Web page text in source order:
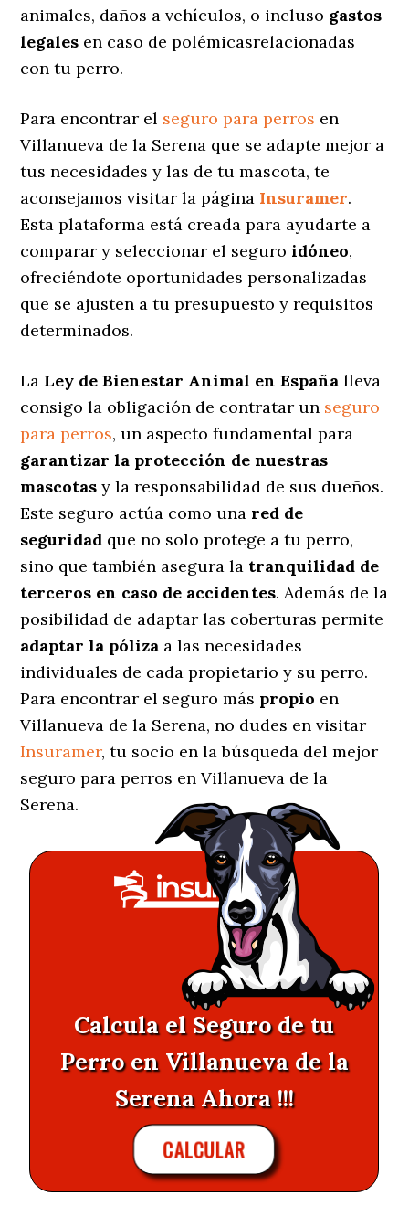
animales, daños a vehículos, o incluso gastos
legales en caso de polémicasrelacionadas
con tu perro.
Para encontrar el seguro para perros en
Villanueva de la Serena que se adapte mejor a
tus necesidades y las de tu mascota, te
aconsejamos visitar la página Insuramer.
Esta plataforma está creada para ayudarte a
comparar y seleccionar el seguroidóneo,
ofreciéndote oportunidades personalizadas
que se ajusten a tu presupuesto y requisitos
determinados.
La Ley de Bienestar Animal en España lleva
consigo la obligación de contratar un seguro
para perros, un aspecto fundamental para
garantizar la protección de nuestras
mascotas y la responsabilidad de sus dueños.
Este seguro actúa como una red de
seguridad que no solo protege a tu perro,
sino que también asegura la tranquilidad de
terceros en caso de accidentes. Además de la
posibilidad de adaptar las coberturas permite
adaptar la póliza a las necesidades
individuales de cada propietario y su perro.
Para encontrar el seguro más propio en
Villanueva de la Serena, no dudes en visitar
Insuramer, tu socio en la búsqueda del mejor
seguro para perros en Villanueva de la
Serena.
Calcula el Seguro de tu
Perro en Villanueva de la
Serena Ahora !!!
CALCULAR